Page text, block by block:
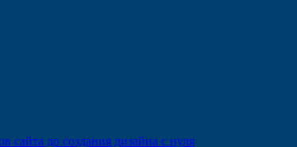
сайта до создания дизайна с нуля